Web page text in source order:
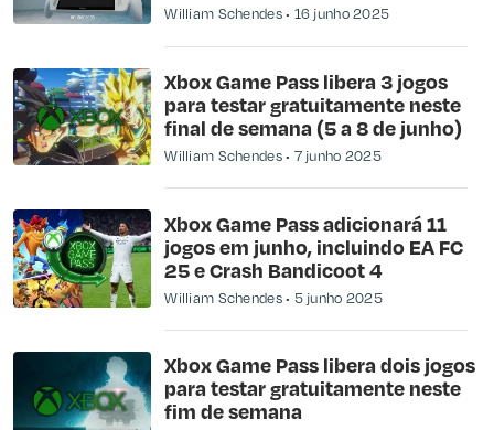
William Schendes 16 junho 2025
Xbox Game Pass libera 3 jogos
para testar gratuitamente neste
final de semana (5 a 8 de junho)
William Schendes 7 junho 2025
Xbox Game Pass adicionará 11
jogos em junho, incluindo EA FC
25 e Crash Bandicoot 4
William Schendes 5 junho 2025
Xbox Game Pass libera dois jogos
para testar gratuitamente neste
fim de semana